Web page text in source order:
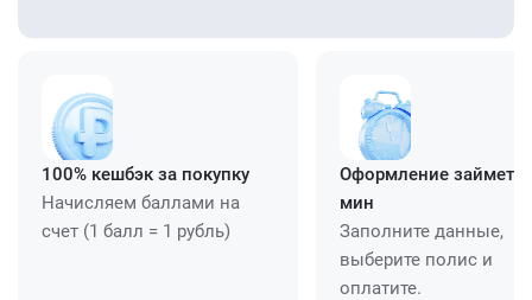
100% кешбэк за покупку
Начисляем баллами на
счет (1 балл = 1 рубль)
Оформление займет
мин
Заполните данные,
выберите полис и
оплатите.